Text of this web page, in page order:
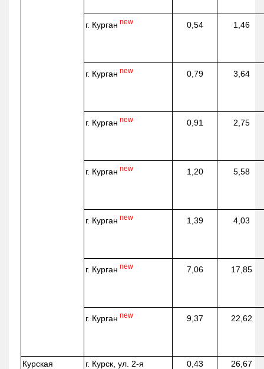
г. Курган new 0,54 1,46
г. Курган new 0,79 3,64
г. Курган new 0,91 2,75
г. Курган new 1,20 5,58
г. Курган new 1,39 4,03
г. Курган new 7,06 17,85
г. Курган new 9,37 22,62
Курская
г. Курск, ул. 2-я
0,43 26,67